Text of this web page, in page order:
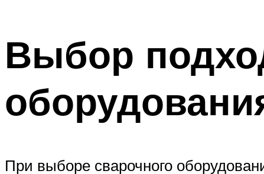
Выбор
При выборе сварочного